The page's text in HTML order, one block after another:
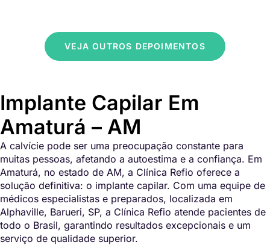
VEJA OUTROS DEPOIMENTOS
Implante Capilar Em
Amaturá – AM
A calvície pode ser uma preocupação constante para
muitas pessoas, afetando a autoestima e a confiança. Em
Amaturá, no estado de AM, a Clínica Refio oferece a
solução definitiva: o implante capilar. Com uma equipe de
médicos especialistas e preparados, localizada em
Alphaville, Barueri, SP, a Clínica Refio atende pacientes de
todo o Brasil, garantindo resultados excepcionais e um
serviço de qualidade superior.